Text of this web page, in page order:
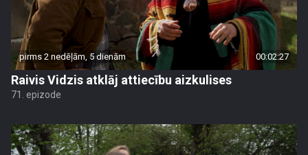
pirms 2 nedēļām, 5 dienām 00:02:27
Raivis Vidzis atklāj attiecību aizkulises
71. epizode